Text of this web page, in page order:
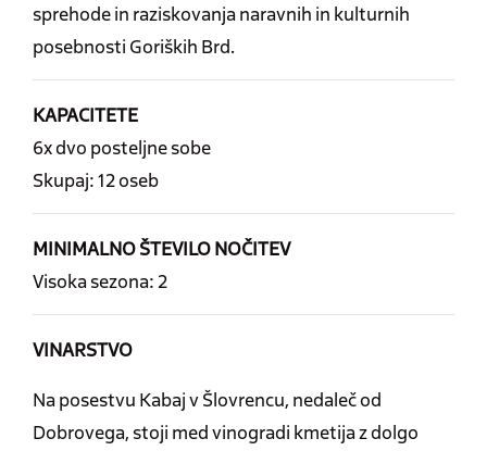
sprehode in raziskovanja naravnih in kulturnih
posebnosti Goriških Brd.
KAPACITETE
6x dvo posteljne sobe
Skupaj: 12 oseb
MINIMALNO ŠTEVILO NOČITEV
Visoka sezona: 2
VINARSTVO
Na posestvu Kabaj v Šlovrencu, nedaleč od
Dobrovega, stoji med vinogradi kmetija z dolgo